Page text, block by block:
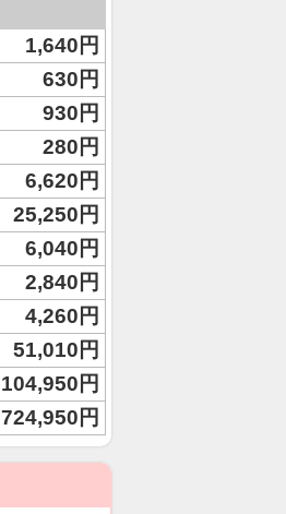
1,640円
630円
930円
280円
6,620円
25,250円
6,040円
2,840円
4,260円
51,010円
104,950円
724,950円